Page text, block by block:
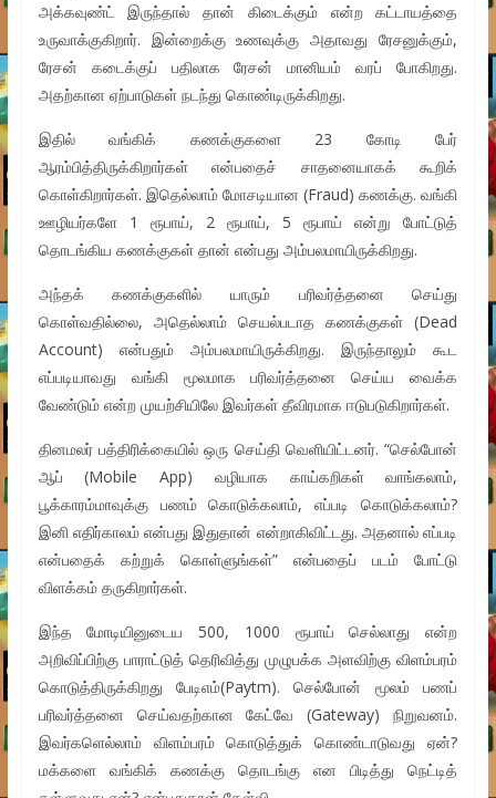
அக்கவுண்ட் இருந்தால் தான் கிடைக்கும் என்ற கட்டாயத்தை
உருவாக்குகிறார். இன்றைக்கு உணவுக்கு அதாவது ரேசனுக்கும்,
ரேசன் கடைக்குப் பதிலாக ரேசன் மானியம் வரப் போகிறது.
அதற்கான ஏற்பாடுகள் நடந்து கொண்டிருக்கிறது.
இதில் வங்கிக் கணக்குகளை 23 கோடி பேர்
ஆரம்பித்திருக்கிறார்கள் என்பதைச் சாதனையாகக் கூறிக்
கொள்கிறார்கள். இதெல்லாம் மோசடியான (Fraud) கணக்கு. வங்கி
ஊழியர்களே 1 ரூபாய், 2 ரூபாய், 5 ரூபாய் என்று போட்டுத்
தொடங்கிய கணக்குகள் தான் என்பது அம்பலமாயிருக்கிறது.
அந்தக் கணக்குகளில் யாரும் பரிவர்த்தனை செய்து
கொள்வதில்லை, அதெல்லாம் செயல்படாத கணக்குகள் (Dead
Account) என்பதும் அம்பலமாயிருக்கிறது. இருந்தாலும் கூட
எப்படியாவது வங்கி மூலமாக பரிவர்த்தனை செய்ய வைக்க
வேண்டும் என்ற முயற்சியிலே இவர்கள் தீவிரமாக ஈடுபடுகிறார்கள்.
தினமலர் பத்திரிக்கையில் ஒரு செய்தி வெளியிட்டனர். “செல்போன்
ஆப் (Mobile App) வழியாக காய்கறிகள் வாங்கலாம்,
பூக்காரம்மாவுக்கு பணம் கொடுக்கலாம், எப்படி கொடுக்கலாம்?
இனி எதிர்காலம் என்பது இதுதான் என்றாகிவிட்டது. அதனால் எப்படி
என்பதைக் கற்றுக் கொள்ளுங்கள்” என்பதைப் படம் போட்டு
விளக்கம் தருகிறார்கள்.
இந்த மோடியினுடைய 500, 1000 ரூபாய் செல்லாது என்ற
அறிவிப்பிற்கு பாராட்டுத் தெரிவித்து முழுபக்க அளவிற்கு விளம்பரம்
கொடுத்திருக்கிறது பேடிஎம்(Paytm). செல்போன் மூலம் பணப்
பரிவர்த்தனை செய்வதற்கான கேட்வே (Gateway) நிறுவனம்.
இவர்களெல்லாம் விளம்பரம் கொடுத்துக் கொண்டாடுவது ஏன்?
மக்களை வங்கிக் கணக்கு தொடங்கு என பிடித்து நெட்டித்